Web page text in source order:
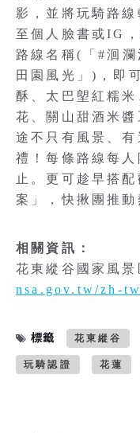
影，並將玩騎路
至個人臉書或IG
路線名稱(「#洄
田園風光」)，即
酥、太巴塱紅糯
花、關山甜酒米
途不只有風景、
禮！每條路線每
止。更可趁早搭
案」，快揪團推動
相關資訊：
花東縱谷國家風
nsa.gov.tw/zh-
標籤 花東縱谷
玩騎認證 花蓮